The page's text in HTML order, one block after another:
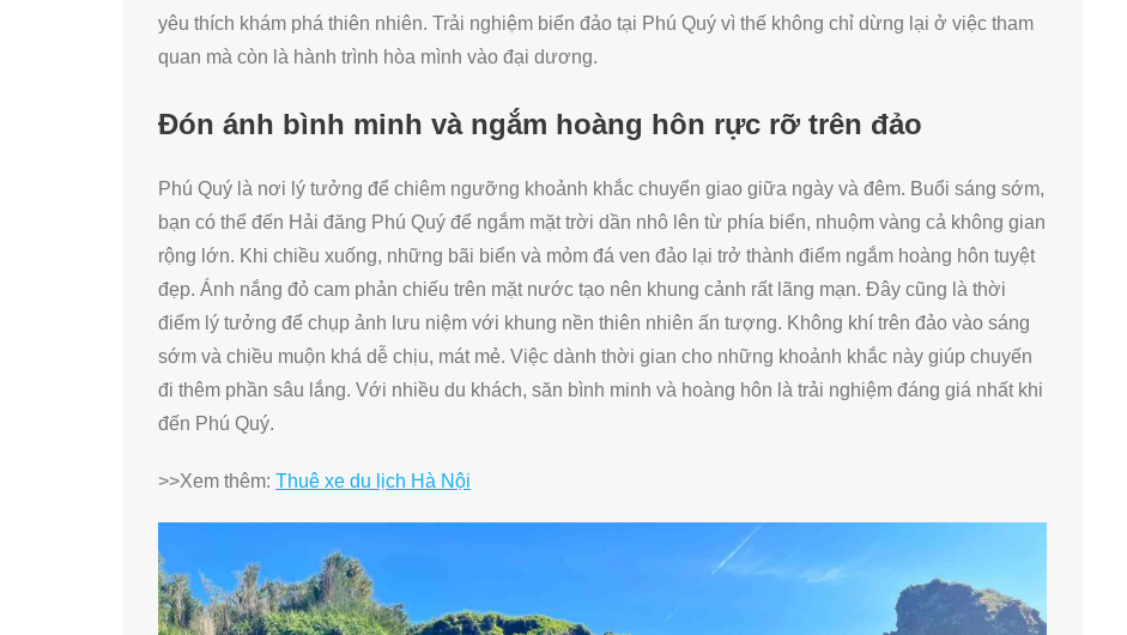
yêu thích khám phá thiên nhiên. Trải nghiệm biển đảo tại Phú Quý vì thế không chỉ dừng lại ở việc tham
quan mà còn là hành trình hòa mình vào đại dương.
Đón ánh bình minh và ngắm hoàng hôn rực rỡ trên đảo
Phú Quý là nơi lý tưởng để chiêm ngưỡng khoảnh khắc chuyển giao giữa ngày và đêm. Buổi sáng sớm,
bạn có thể đến Hải đăng Phú Quý để ngắm mặt trời dần nhô lên từ phía biển, nhuộm vàng cả không gian
rộng lớn. Khi chiều xuống, những bãi biển và mỏm đá ven đảo lại trở thành điểm ngắm hoàng hôn tuyệt
đẹp. Ánh nắng đỏ cam phản chiếu trên mặt nước tạo nên khung cảnh rất lãng mạn. Đây cũng là thời
điểm lý tưởng để chụp ảnh lưu niệm với khung nền thiên nhiên ấn tượng. Không khí trên đảo vào sáng
sớm và chiều muộn khá dễ chịu, mát mẻ. Việc dành thời gian cho những khoảnh khắc này giúp chuyến
đi thêm phần sâu lắng. Với nhiều du khách, săn bình minh và hoàng hôn là trải nghiệm đáng giá nhất khi
đến Phú Quý.
>>Xem thêm: Thuê xe du lịch Hà Nội